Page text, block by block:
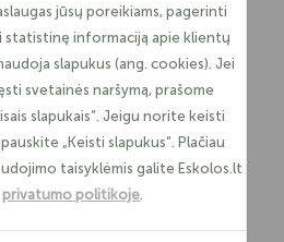
jūsų poreikiams, pagerinti
informaciją apie klientų
slapukus (ang. cookies). Jei
svetainės naršymą, prašome
slapukais“. Jeigu norite keisti
„Keisti slapukus“. Plačiau
taisyklėmis galite Eskolos.lt
privatumo politikoje